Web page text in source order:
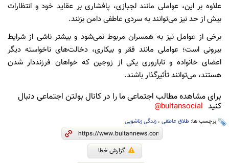
علاوه بر این، عواملی مانند لجبازی، پافشاری بر عقاید خود و انتظارات
بیش از حد نیز می‌توانند به سردی عاطفی دامن بزنند.
برخی از عوامل نیز به همسران مربوط نمی‌شود و بیشتر ناشی از شرایط
بیرونی است؛ عواملی مانند فقر و بیکاری، دخالت‌های ناخواسته دیگر
اعضای خانواده و ناباروری یکی از زوجین که خواهان فرزنددار شدن
هستند، می‌توانند تأثیرگذار باشند.
برای مشاهده مطالب اجتماعی ما را در کانال بولتن اجتماعی دنبال
کنید bultansocial@
برچسب ها: طلاق عاطفی ، زندگی زناشویی
گزارش خطا